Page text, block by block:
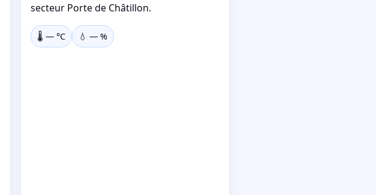
secteur Porte de Châtillon.
🌡️ —°C 💧 —%